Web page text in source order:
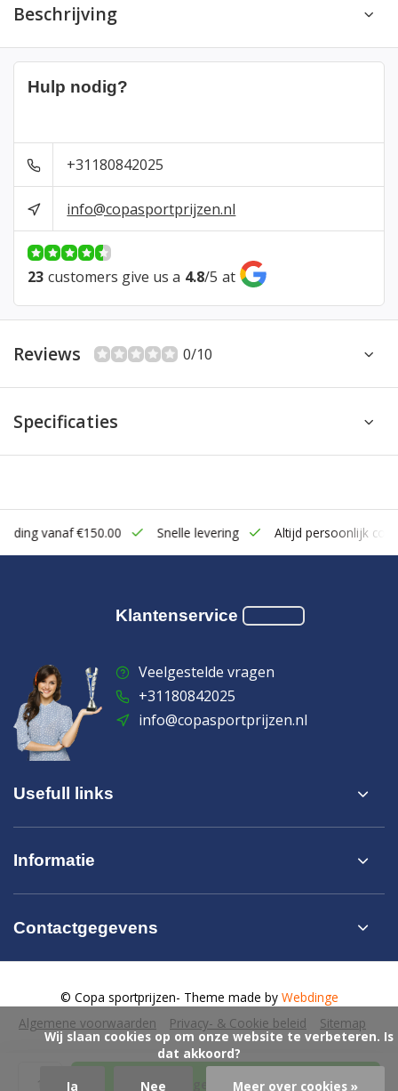
Toevoegen aan winkelwagen
Beschrijving
Hulp nodig?
+31180842025
info@copasportprijzen.nl
23 customers give us a 4.8/5 at
Reviews 0/10
Specificaties
vanaf €150.00 Snelle levering Altijd persoonlijk
Klantenservice
Veelgestelde vragen
+31180842025
info@copasportprijzen.nl
Usefull links
Informatie
Contactgegevens
Algemene voorwaarden Privacy- & Cookie beleid Sitemap
© Copa sportprijzen- Theme made by Webdinge
            Wij slaan cookies op om onze website te verbeteren. Is
dat akkoord?
Ja
Nee Meer over cookies »